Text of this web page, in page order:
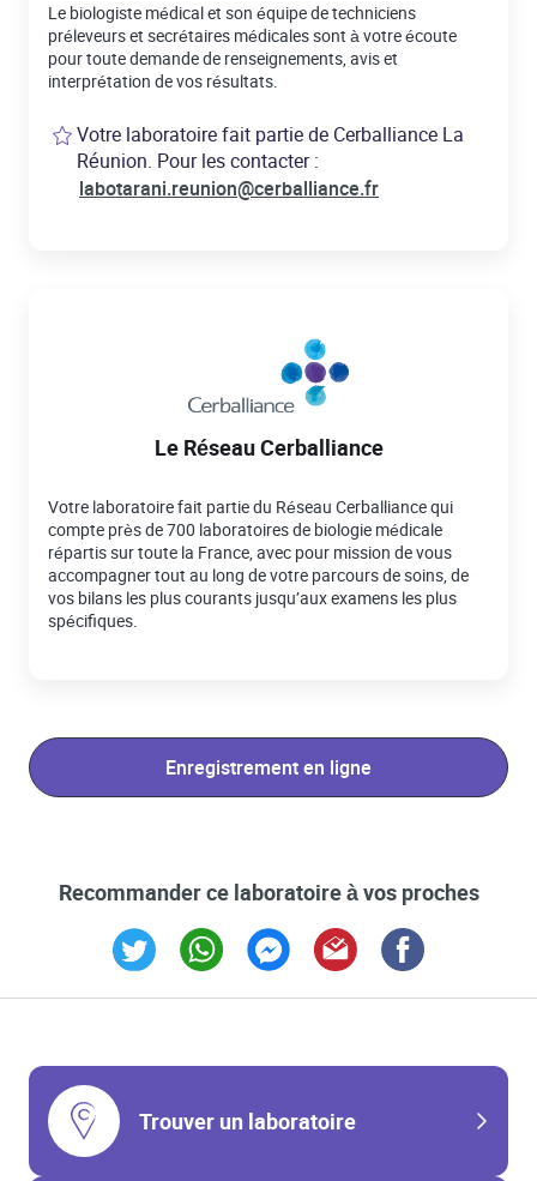
Le biologiste médical et son équipe de techniciens
préleveurs et secrétaires médicales sont à votre écoute
pour toute demande de renseignements, avis et
interprétation de vos résultats.
Votre laboratoire fait partie de Cerballiance La
Réunion. Pour les contacter :
labotarani.reunion@cerballiance.fr
Le Réseau Cerballiance
Votre laboratoire fait partie du Réseau Cerballiance qui
compte près de 700 laboratoires de biologie médicale
répartis sur toute la France, avec pour mission de vous
accompagner tout au long de votre parcours de soins, de
vos bilans les plus courants jusqu’aux examens les plus
spécifiques.
Enregistrement en ligne
Recommander ce laboratoire à vos proches
Trouver un laboratoire